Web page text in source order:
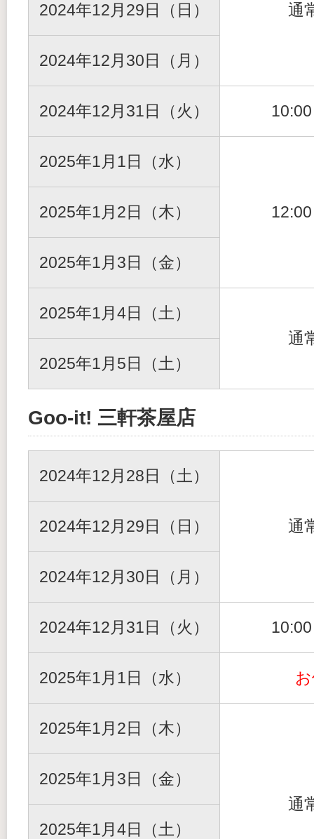
通
2024年12月29日（日）
2024年12月30日（月）
2024年12月31日（火）
2025年1月1日（水）
2025年1月2日（木）
2025年1月3日（金）
2025年1月4日（土）
通
2025年1月5日（土）
Goo-it! 三軒茶屋店
2024年12月28日（土）
通
2024年12月29日（日）
2024年12月30日（月）
2024年12月31日（火）
2025年1月1日（水）
2025年1月2日（木）
通
2025年1月3日（金）
2025年1月4日（土）